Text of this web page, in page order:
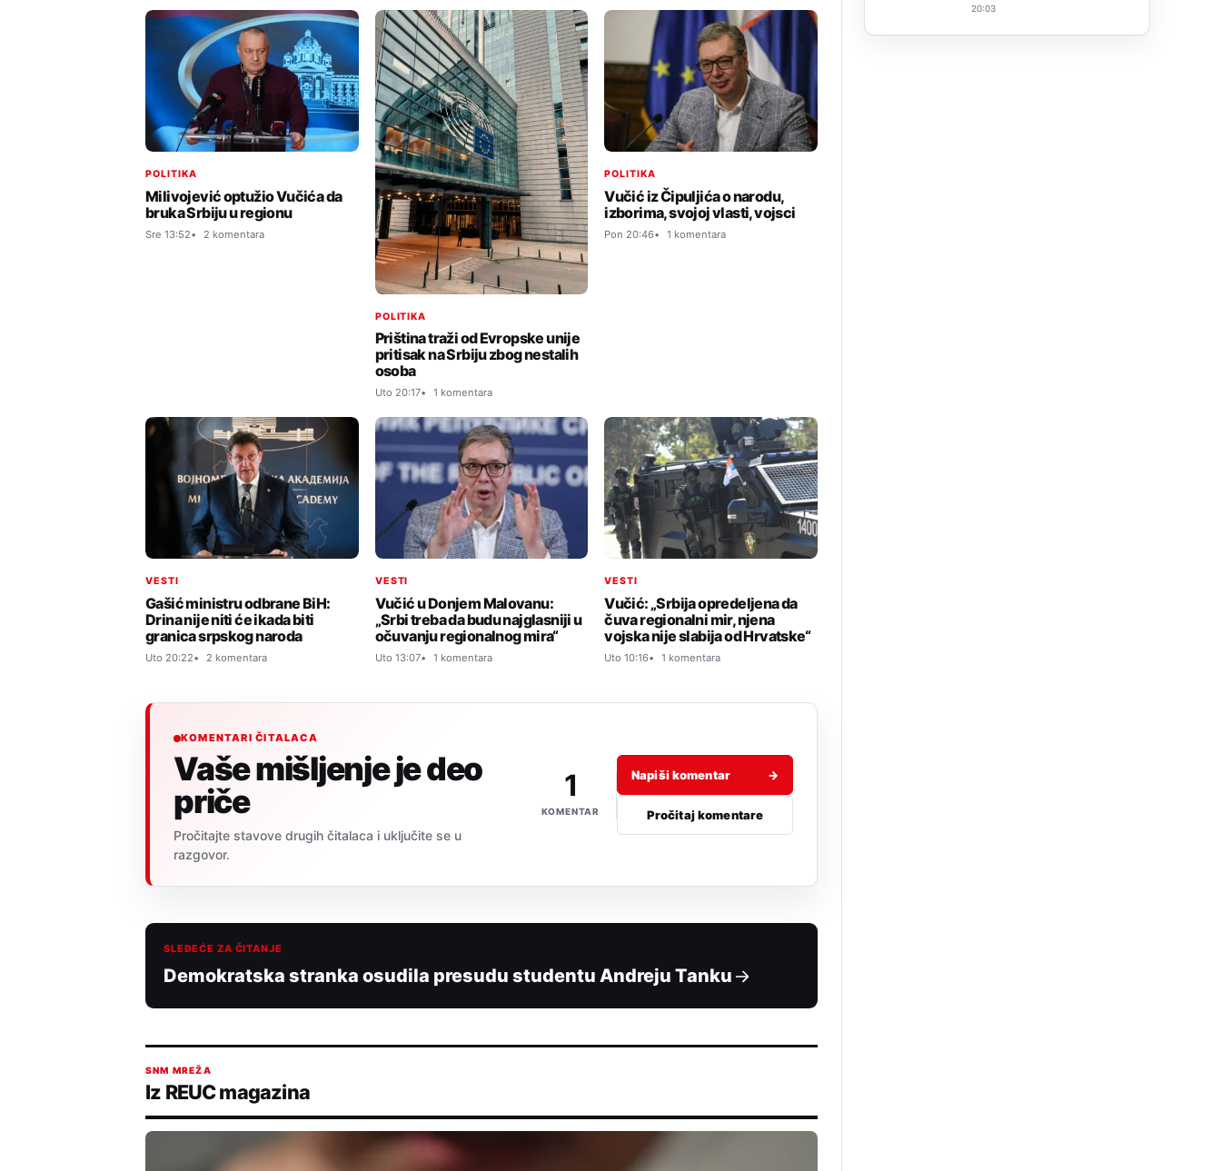
POLITIKA
Milivojević optužio Vučića da
bruka Srbiju u regionu
Sre 13:52 2 komentara
POLITIKA
Priština traži od Evropske unije
pritisak na Srbiju zbog nestalih
osoba
Uto 20:17 1 komentara
POLITIKA
Vučić iz Čipuljića o narodu,
izborima, svojoj vlasti, vojsci
Pon 20:46 1 komentara
VESTI
Gašić ministru odbrane BiH:
Drina nije niti će ikada biti
granica srpskog naroda
Uto 20:22 2 komentara
VESTI
Vučić u Donjem Malovanu:
„Srbi treba da budu najglasniji u
očuvanju regionalnog mira“
Uto 13:07 1 komentara
VESTI
Vučić: „Srbija opredeljena da
čuva regionalni mir, njena
vojska nije slabija od Hrvatske“
Uto 10:16 1 komentara
KOMENTARI ČITALACA
Vaše mišljenje je deo
priče
Pročitajte stavove drugih čitalaca i uključite se u
razgovor.
1
KOMENTAR
Napiši komentar →
Pročitaj komentare
SLEDEĆE ZA ČITANJE
Demokratska stranka osudila presudu studentu Andreju Tanku
SNM MREŽA
Iz REUC magazina
20:03